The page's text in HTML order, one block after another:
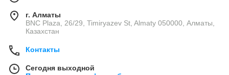
г. Алматы
BNC Plaza, 26/29, Timiryazev St, Almaty 050000, Алматы,
Казахстан
Контакты
Сегодня выходной